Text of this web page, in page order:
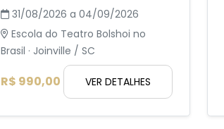
31/08/2026 a 04/09/2026
Escola do Teatro Bolshoi no
Brasil · Joinville / SC
R$ 990,00 VER DETALHES